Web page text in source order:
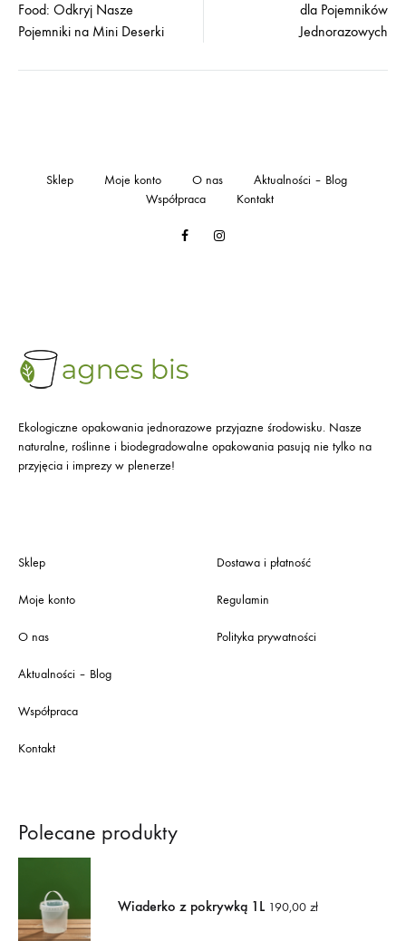
navigation
Food: Odkryj Nasze
Pojemniki na Mini Deserki
dla Pojemników
Jednorazowych
FacebookInstagram
Sklep Moje konto O nas
Aktualności – Blog
Współpraca
Kontakt
Ekologiczne opakowania jednorazowe przyjazne środowisku. Nasze
naturalne, roślinne i biodegradowalne opakowania pasują nie tylko na
przyjęcia i imprezy w plenerze!
Sklep
Moje konto
O nas
Aktualności – Blog
Współpraca
Kontakt
Dostawa i płatność
Regulamin
Polityka prywatności
Polecane produkty
Wiaderko z pokrywką 1L 190,00 zł